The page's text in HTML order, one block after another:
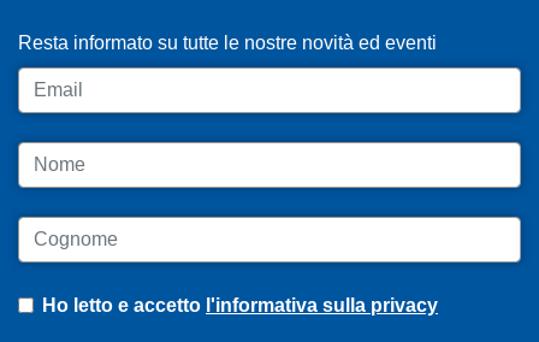
Resta informato su tutte le nostre novità ed eventi
Email
Nome
Cognome
Ho letto e accetto l'informativa sulla privacy